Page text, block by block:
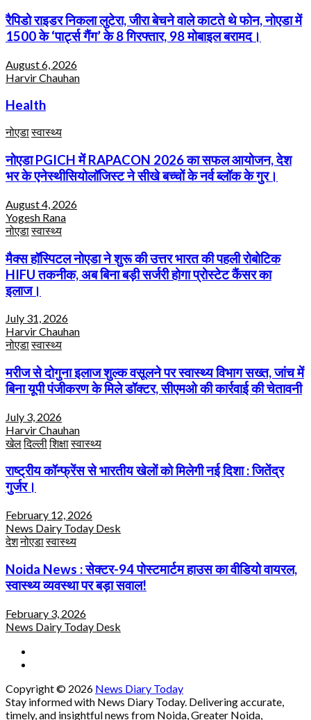
रैपिडो राइडर निकला लुटेरा, जीरा बेचने वाले काटते थे फोन, नोएडा में
1500 के ‘पार्ट्स गैंग’ के 8 गिरफ्तार, 98 मोबाइल बरामद।
August 6, 2026
Harvir Chauhan
Health
नोएडास्वास्थ्य
नोएडा PGICH में RAPACON 2026 का सफल आयोजन, देश
भर के एनेस्थीसियोलॉजिस्ट ने सीखे बच्चों के नर्व ब्लॉक के गुर।
August 4, 2026
Yogesh Rana
नोएडास्वास्थ्य
मैक्स हॉस्पिटल नोएडा ने शुरू की उत्तर भारत की पहली रोबोटिक
HIFU तकनीक, अब बिना बड़ी सर्जरी होगा प्रोस्टेट कैंसर का
इलाज।
July 31, 2026
Harvir Chauhan
नोएडास्वास्थ्य
मरीज से दोगुना इलाज शुल्क वसूलने पर स्वास्थ्य विभाग सख्त, जांच में
बिना यूपी पंजीकरण के मिले डॉक्टर, सीएमओ की कार्रवाई की चेतावनी
July 3, 2026
Harvir Chauhan
खेलदिल्लीशिक्षास्वास्थ्य
राष्ट्रीय कॉन्फ्रेंस से भारतीय खेलों को मिलेगी नई दिशा : जितेंद्र
गुर्जर।
February 12, 2026
News Dairy Today Desk
देशनोएडास्वास्थ्य
Noida News : सेक्टर-94 पोस्टमार्टम हाउस का वीडियो वायरल,
स्वास्थ्य व्यवस्था पर बड़ा सवाल!
February 3, 2026
News Dairy Today Desk
Copyright © 2026 News Diary Today
Stay informed with News Diary Today. Delivering accurate,
timely, and insightful news from Noida, Greater Noida,